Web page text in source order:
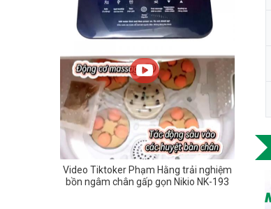
Video Tiktoker Phạm Hằng trải nghiệm
bồn ngâm chân gấp gọn Nikio NK-193